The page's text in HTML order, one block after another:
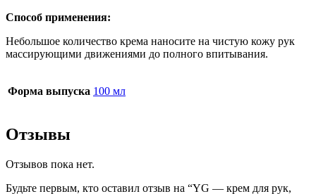
Способ применения:
Небольшое количество крема наносите на чистую кожу рук
массирующими движениями до полного впитывания.
Форма выпуска 100 мл
Отзывы
Отзывов пока нет.
Будьте первым, кто оставил отзыв на “YG — крем для рук,